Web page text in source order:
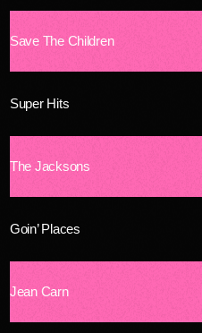
Save The Children
Super Hits
The Jacksons
Goin’ Places
Jean Carn